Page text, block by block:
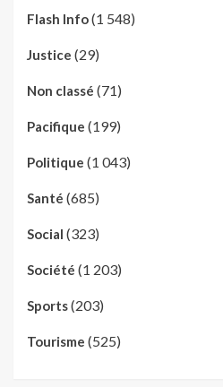
Flash Info(1 548)
Justice (29)
Non classé (71)
Pacifique (199)
Politique (1 043)
Santé (685)
Social (323)
Société (1 203)
Sports(203)
Tourisme (525)